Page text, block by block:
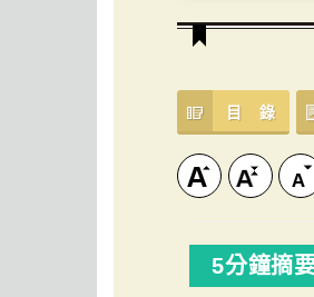
目 錄
5分鐘摘